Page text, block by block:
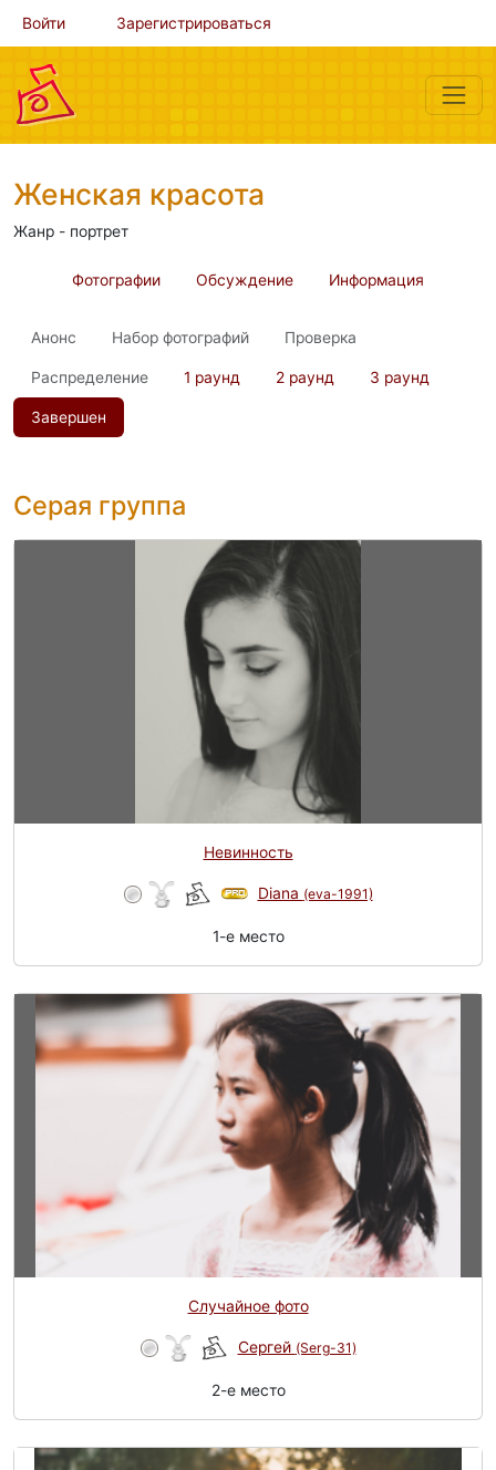
Войти Зарегистрироваться
Женская красота
Жанр - портрет
Фотографии Обсуждение Информация
Анонс Набор фотографий Проверка
Распределение 1 раунд 2 раунд 3 раунд
Завершен
Серая группа
Невинность
Diana (eva-1991)
1-e место
Случайное фото
Сергей (Serg-31)
2-e место